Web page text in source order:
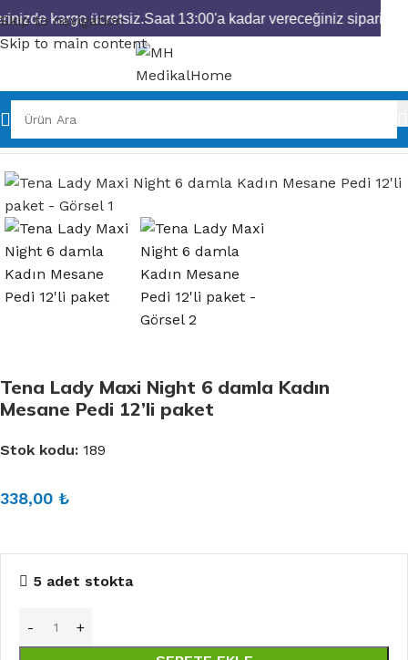
Skip to navigation
Skip to main content
Ana Sayfa Kadın Mesane Pedi
Tena Lady Maxi Night 6 damla Kadın
Mesane Pedi 12’li paket
Stok kodu: 189
338,00 ₺
5 adet stokta
kargo ücretsiz.Saat 13:00'a kadar vereceğiniz